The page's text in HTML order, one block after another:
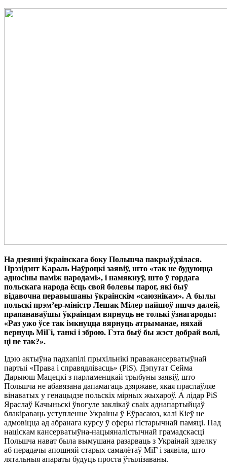
На дзеянні ўкраінскага боку Польшча пакрыўдзілася.
Прэзідэнт Караль Наўроцкі заявіў, што «так не будуюцца
адносіны паміж народамі», і намякнуў, што ў гордага
польскага народа ёсць свой болевы парог, які быў
відавочна перавышаны ўкраінскім «саюзнікам». А былы
польскі прэм’ер-міністр Лешак Мілер пайшоў яшчэ далей,
прапанаваўшы ўкраінцам вярнуць не толькі ўзнагароды:
«Раз ужо ўсе так імкнуцца вярнуць атрыманае, няхай
вернуць МіГі, танкі і зброю. Гэта быў бы жэст добрай волі,
ці не так?».
Ідэю актыўна падхапілі прыхільнікі правакансерватыўнай
партыі «Права і справядлівасць» (PiS). Дэпутат Сейма
Дарыюш Мацецкі з парламенцкай трыбуны заявіў, што
Польшча не абавязана дапамагаць дзяржаве, якая праслаўляе
вінаватых у генацыдзе польскіх мірных жыхароў. А лідар PiS
Яраслаў Качыньскі ўвогуле заклікаў сваіх аднапартыйцаў
блакіраваць уступленне Украіны ў Еўрасаюз, калі Кіеў не
адмовіцца ад абранага курсу ў сферы гістарычнай памяці. Пад
націскам кансерватыўна-нацыяналістычнай грамадскасці
Польшча нават была вымушана разарваць з Украінай здзелку
аб перадачы апошняй старых самалётаў МіГ і заявіла, што
лятальныя апараты будуць проста ўтылізаваны.